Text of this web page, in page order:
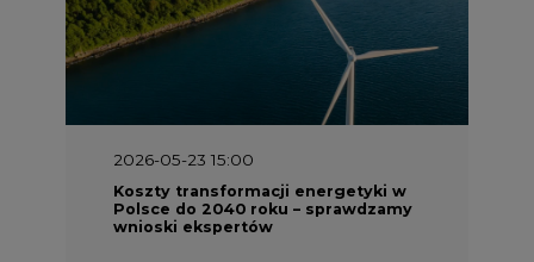
2026-05-23 15:00
Koszty transformacji energetyki w
Polsce do 2040 roku – sprawdzamy
wnioski ekspertów